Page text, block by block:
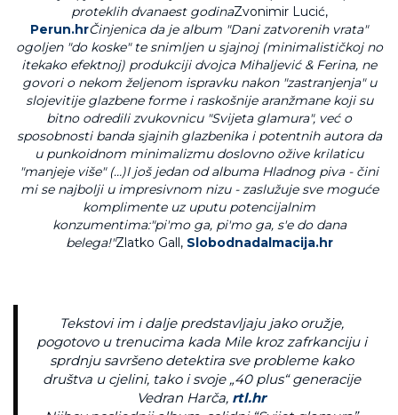
proteklih dvanaest godinaZvonimir Lucić,
Perun.hrČinjenica da je album "Dani zatvorenih vrata"
ogoljen "do koske" te snimljen u sjajnoj (minimalističkoj no
itekako efektnoj) produkciji dvojca Mihaljević & Ferina, ne
govori o nekom željenom ispravku nakon "zastranjenja" u
slojevitije glazbene forme i raskošnije aranžmane koji su
bitno odredili zvukovnicu "Svijeta glamura", već o
sposobnosti banda sjajnih glazbenika i potentnih autora da
u punkoidnom minimalizmu doslovno ožive krilaticu
"manjeje više" (…)I još jedan od albuma Hladnog piva - čini
mi se najbolji u impresivnom nizu - zaslužuje sve moguće
komplimente uz uputu potencijalnim
konzumentima:"pi'mo ga, pi'mo ga, s'e do dana
belega!"Zlatko Gall, Slobodnadalmacija.hr
Tekstovi im i dalje predstavljaju jako oružje,
pogotovo u trenucima kada Mile kroz zafrkanciju i
sprdnju savršeno detektira sve probleme kako
društva u cjelini, tako i svoje „40 plus“ generacije
Vedran Harča, rtl.hr